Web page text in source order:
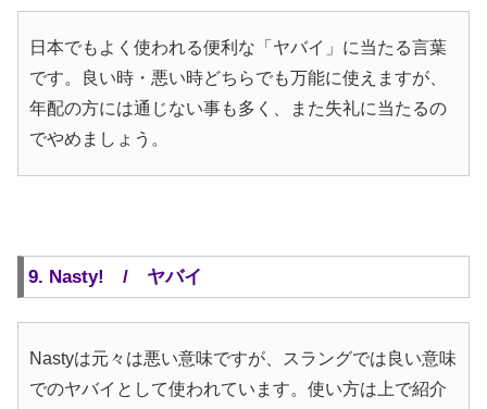
日本でもよく使われる便利な「ヤバイ」に当たる言葉
です。良い時・悪い時どちらでも万能に使えますが、
年配の方には通じない事も多く、また失礼に当たるの
でやめましょう。
9. Nasty! / ヤバイ
Nastyは元々は悪い意味ですが、スラングでは良い意味
でのヤバイとして使われています。使い方は上で紹介